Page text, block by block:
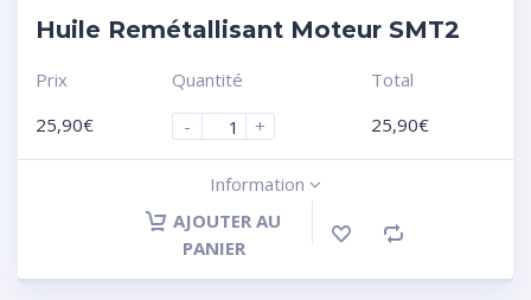
Huile Remétallisant Moteur SMT2
Prix
25,90€
Quantité
-
+
Total
25,90€
Information
AJOUTER AU
PANIER